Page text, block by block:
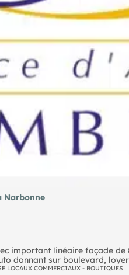
Narbonne
de 8ml, vitrines de 5,80ml + vitrines donnant sur
2,50ml +
LOCAUX COMMERCIAUX - BOUTIQUES